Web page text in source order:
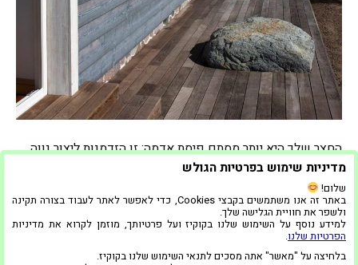
החצר שלך היא יותר מסתם פיסת אדמה; זו הזדמנות ליצור נווה
מדבר בחוץ. הדק, תוספת רב-תכליתית ויפה, יכול לעזור לך
להפיק את המרב מהשטח החיצוני שלך. במאמר זה, אנו חוקרים
את אמנות הדק וכיצד הוא יכול לשפר את היופי והפונקציונליות
של החצר שלך. הקסם של חפיסות חיצוניות הדקים חיצוניים הם
יותר מסתם פלטפורמות עץ; הם…
מדיניות שימוש בפרטיות הגולש
שלום!
באתר זה אנו משתמשים בקבצי Cookies, כדי לאפשר לאתר לעבוד בצורה תקינה
ולשפר את חוויית הגלישה שלך.
למידע נוסף על השימוש שלנו בקוקיז ועל פרטיותך, מוזמן לקרוא את מדיניות
הפרטיות שלנו.
בלחיצה על "מאשר" אתה מסכים לתנאי השימוש שלנו בקוקיז.